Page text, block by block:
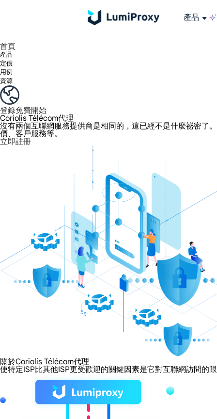
產品
首頁
產品
定價
用例
資源
登錄免費開始
Coriolis Télécom代理
沒有兩個互聯網服務提供商是相同的，這已經不是什麼祕密了
價、客戶服務等。
立即註冊
關於Coriolis Télécom代理
使特定ISP比其他ISP更受歡迎的關鍵因素是它對互聯網訪問的